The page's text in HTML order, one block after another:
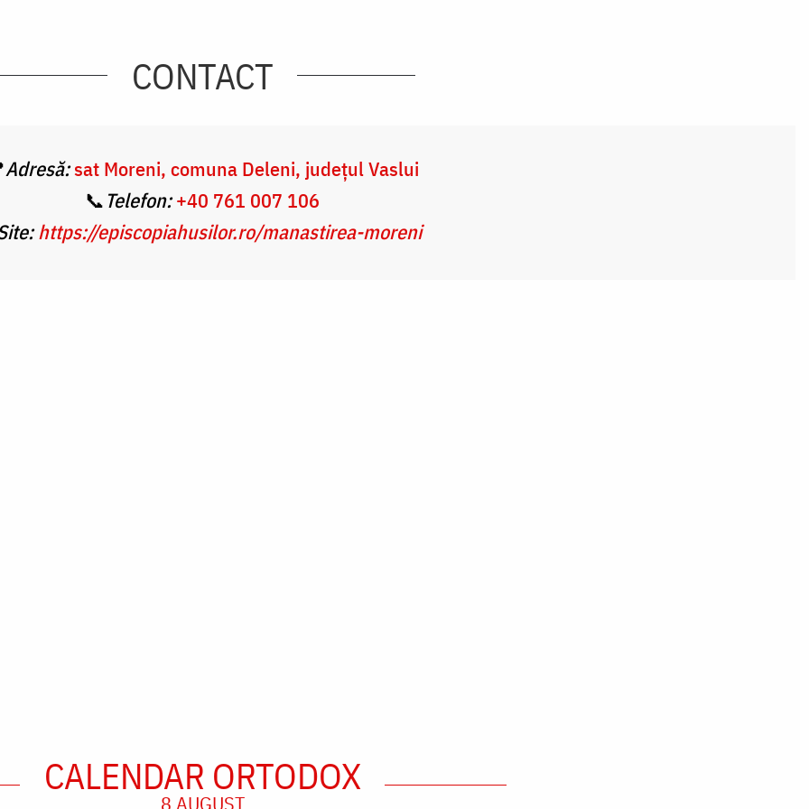
CONTACT
Adresă: sat Moreni, comuna Deleni, județul Vaslui
📞 Telefon: +40 761 007 106
https://episcopiahusilor.ro/manastirea-moreni
CALENDAR ORTODOX
8 AUGUST